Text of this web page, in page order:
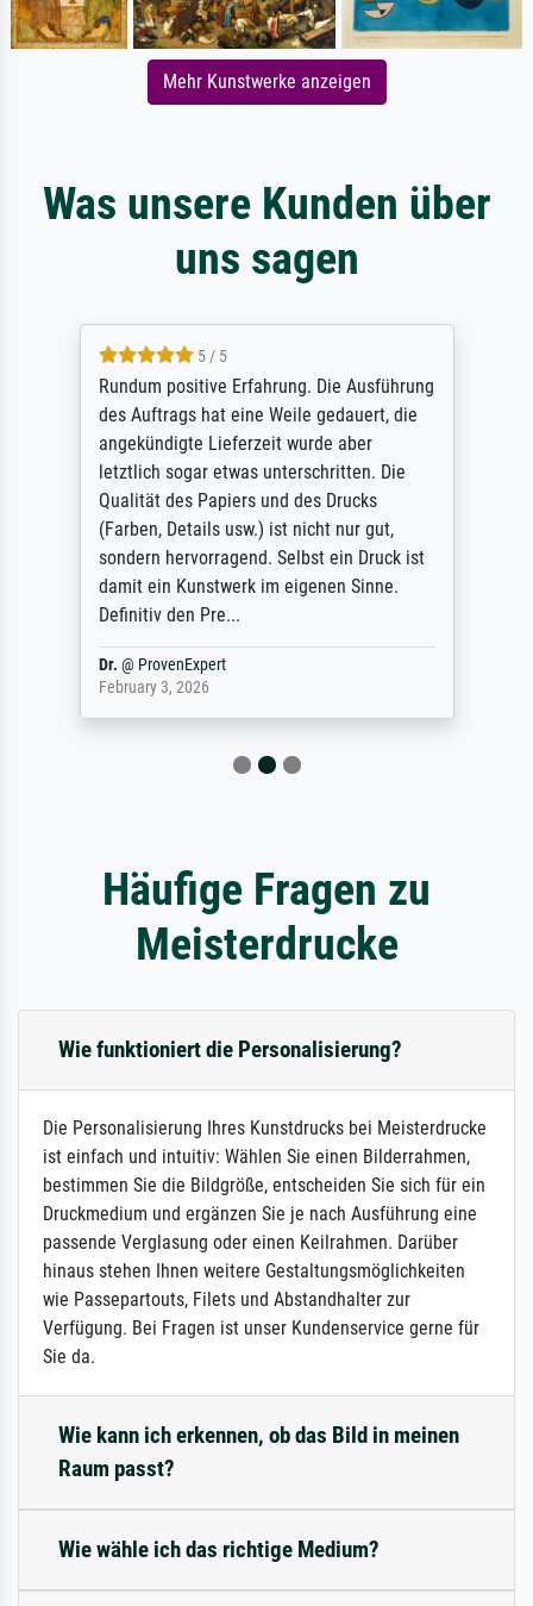
Mehr Kunstwerke anzeigen
Was unsere Kunden über
uns sagen
5 / 5
Rundum positive Erfahrung. Die Ausführung
des Auftrags hat eine Weile gedauert, die
angekündigte Lieferzeit wurde aber
letztlich sogar etwas unterschritten. Die
Qualität des Papiers und des Drucks
(Farben, Details usw.) ist nicht nur gut,
sondern hervorragend. Selbst ein Druck ist
damit ein Kunstwerk im eigenen Sinne.
Definitiv den Pre...
Dr. @ ProvenExpert
February 3, 2026
Häufige Fragen zu
Meisterdrucke
Wie funktioniert die Personalisierung?
Die Personalisierung Ihres Kunstdrucks bei Meisterdrucke
ist einfach und intuitiv: Wählen Sie einen Bilderrahmen,
bestimmen Sie die Bildgröße, entscheiden Sie sich für ein
Druckmedium und ergänzen Sie je nach Ausführung eine
passende Verglasung oder einen Keilrahmen. Darüber
hinaus stehen Ihnen weitere Gestaltungsmöglichkeiten
wie Passepartouts, Filets und Abstandhalter zur
Verfügung. Bei Fragen ist unser Kundenservice gerne für
Sie da.
Wie kann ich erkennen, ob das Bild in meinen
Raum passt?
Wie wähle ich das richtige Medium?